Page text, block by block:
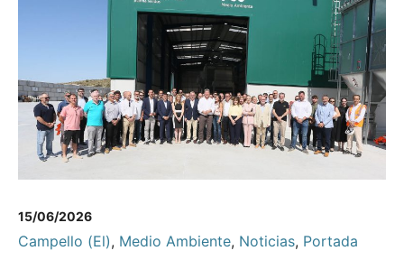
15/06/2026
Campello (El), Medio Ambiente, Noticias, Portada